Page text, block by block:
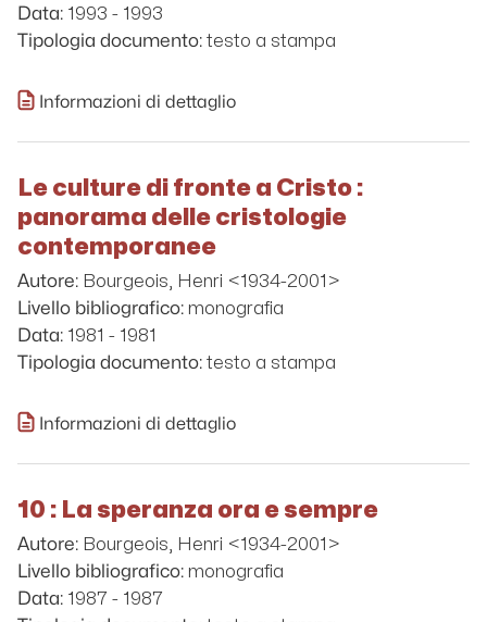
Data: 1993 - 1993
Tipologia documento: testo a stampa
Informazioni di dettaglio
Le culture di fronte a Cristo :
panorama delle cristologie
contemporanee
Autore: Bourgeois, Henri <1934-2001>
Livello bibliografico: monografia
Data: 1981 - 1981
Tipologia documento: testo a stampa
Informazioni di dettaglio
10 : La speranza ora e sempre
Autore: Bourgeois, Henri <1934-2001>
Livello bibliografico: monografia
Data: 1987 - 1987